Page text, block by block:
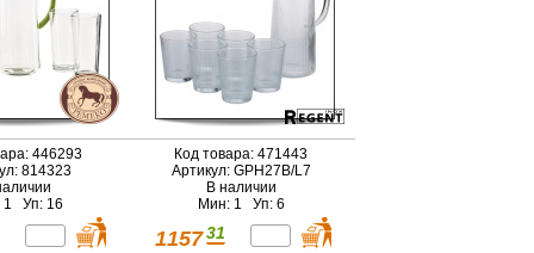
446293
814323
1 Уп: 16
Код товара: 471443
Артикул: GPH27B/L7
В наличии
Мин: 1 Уп: 6
1157 31